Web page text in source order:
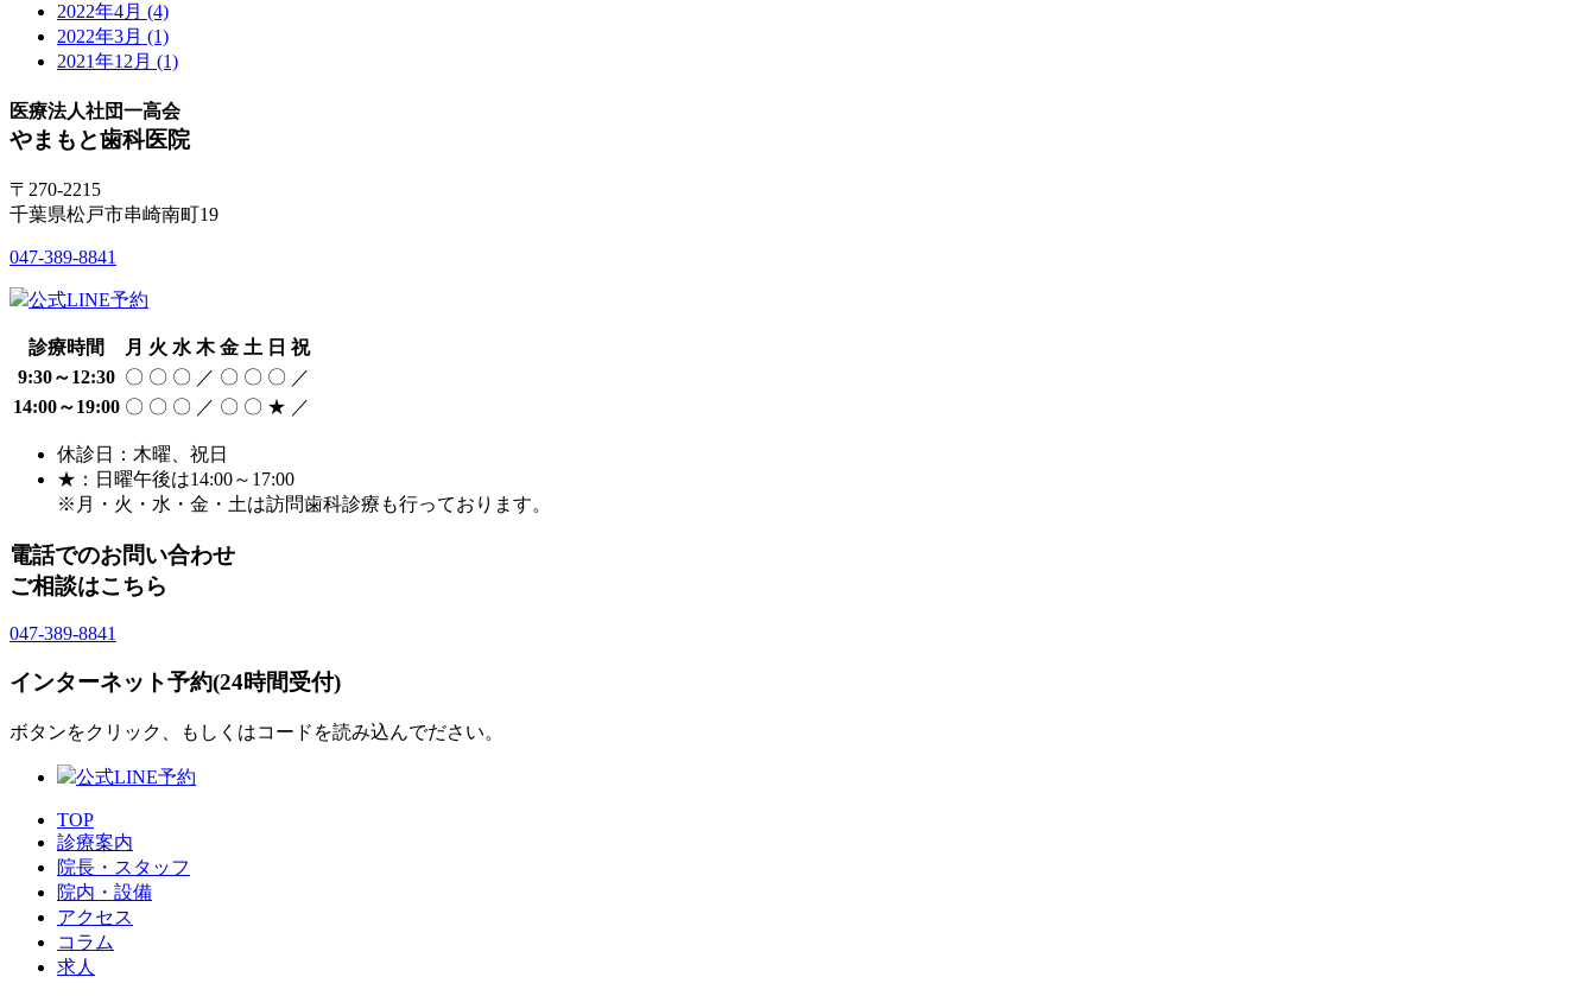
2022年4月 (4)
2022年3月 (1)
2021年12月 (1)
医療法人社団一高会
やまもと歯科医院
〒270-2215
千葉県松戸市串崎南町19
047-389-8841
公式LINE予約
診療時間 月 火 水 木 金 土 日 祝
9:30～12:30 〇 〇 〇 ／ 〇 〇 〇 ／
14:00～19:00 〇 〇 〇 ／ 〇 〇 ★ ／
休診日：木曜、祝日
★：日曜午後は14:00～17:00
※月・火・水・金・土は訪問歯科診療も行っております。
電話でのお問い合わせ
ご相談はこちら
047-389-8841
インターネット予約(24時間受付)
ボタンをクリック、もしくはコードを読み込んでださい。
公式LINE予約
TOP
診療案内
院長・スタッフ
院内・設備
アクセス
コラム
求人